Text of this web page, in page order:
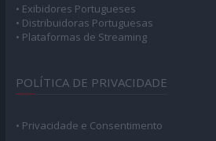
• Exibidores Portugueses
• Distribuidoras Portuguesas
• Plataformas de Streaming
POLÍTICA DE PRIVACIDADE
• Privacidade e Consentimento